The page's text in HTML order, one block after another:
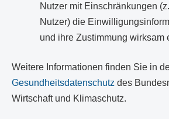
Nutzer mit Einschränkungen
Nutzer) die
und ihre Zustimmung wirksam
Weitere Informationen finden Sie in
Gesundheitsdatenschutz des
Wirtschaft und Klimaschutz.